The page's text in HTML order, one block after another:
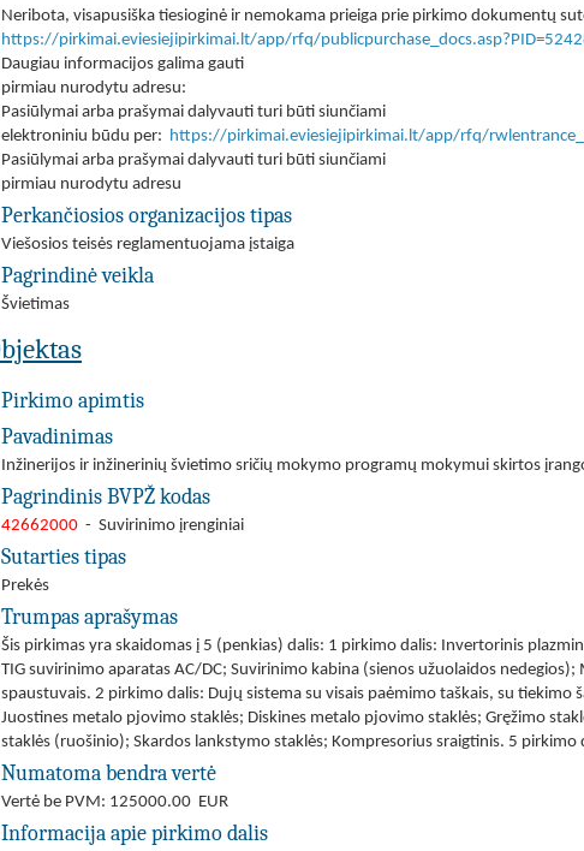
Neribota, visapusiška tiesioginė ir nemokama prieiga prie pirkimo dokumentų
https://pirkimai.eviesiejipirkimai.lt/app/rfq/
Daugiau informacijos galima gauti
pirmiau nurodytu adresu:
Pasiūlymai arba prašymai dalyvauti turi būti siunčiami
elektroniniu būdu per: https://pirkimai.eviesiejipirkimai.lt/app/rfq/
Pasiūlymai arba prašymai dalyvauti turi būti siunčiami
pirmiau nurodytu adresu
Perkančiosios organizacijos tipas
Viešosios teisės reglamentuojama įstaiga
Pagrindinė veikla
Švietimas
Pirkimo apimtis
Pavadinimas
Inžinerijos ir inžinerinių švietimo sričių mokymo programų mokymui skirtos
Pagrindinis BVPŽ kodas
42662000 - Suvirinimo įrenginiai
Sutarties tipas
Prekės
Trumpas aprašymas
Šis pirkimas yra skaidomas į 5 (penkias) dalis: 1 pirkimo dalis: Invertorinis
TIG suvirinimo aparatas AC/DC; Suvirinimo kabina (sienos užuolaidos
spaustuvais. 2 pirkimo dalis: Dujų sistema su visais paėmimo taškais, su
Juostines metalo pjovimo staklės; Diskines metalo pjovimo staklės; Gręžimo
staklės (ruošinio); Skardos lankstymo staklės; Kompresorius sraigtinis. 5
Numatoma bendra vertė
Vertė be PVM: 125000.00 EUR
Informacija apie pirkimo dalis